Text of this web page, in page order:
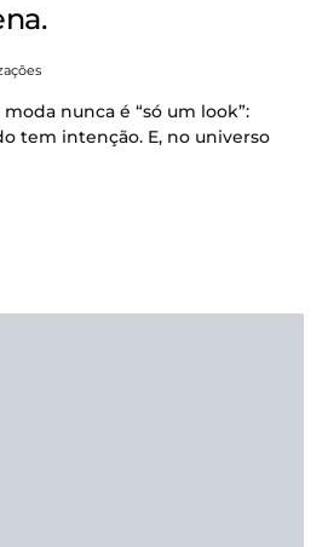
nunca é “só um look”:
tem intenção. E, no universo